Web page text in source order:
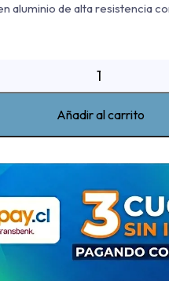
aluminio de alta resistencia
Highline/V6
Añadir al carrito